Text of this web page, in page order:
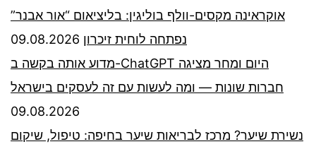
אוקראינה מקסים-וולף בוליגין: בליציאום “אור אבנר”
נפתחה לוחית זיכרון 09.08.2026
מדוע אותה בקשה ב-ChatGPT היום ומחר מציגה
חברות שונות — ומה לעשות עם זה לעסקים בישראל
09.08.2026
נשירת שיער? מרכז לבריאות שיער בחיפה: טיפול, שיקום